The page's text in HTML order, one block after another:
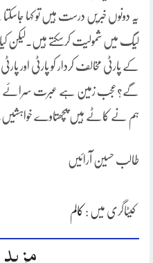
یہ دونوں خبریں درست ہیں تو کہا
کے پارٹی مخالف کردار کو پارٹی اور
گے؟عجب زمین ہے عبرت سرائے
ہم نے کاٹے ہیں پچھتاوے خواہشیں
طالب حسین آرائیں
کیٹاگری میں : کالم